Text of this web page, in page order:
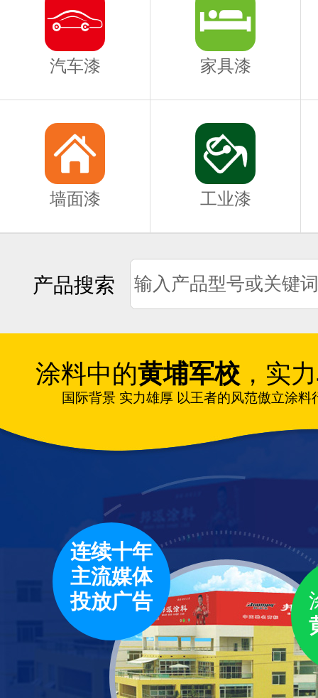
汽车漆 家具漆
墙面漆 工业漆
产品搜索
涂料中的黄埔军校 ，实力
国际背景 实力雄厚 以王者的风范傲立涂料
连续十年
主流媒体
投放广告